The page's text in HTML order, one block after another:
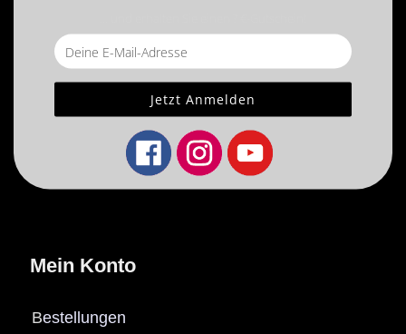
Mein Konto
Bestellungen